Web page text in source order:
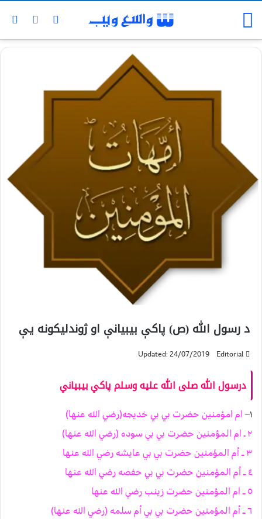
د رسول الله (ص) پاكې بيبيانې او ژوندلیکونه یې
Editorial
Updated: 24/07/2019
درسول الله صلى الله عليه وسلم پاكي بيبياني
١– ام امؤمنين حضرت بي بي خديجه(رضي الله عنها)
٢ ـ ام المؤمنين حضرت بي بي سوده (رضي الله عنها)
٣ ــ اُم المؤمنين حضرت بي بي عايشه رضي الله عنها
٤ ــ اُم المؤمنين حضرت بي بي حفصه رضي الله عنها
٥ ــ ام المؤمنين حضرت زينب رضي الله عنها
٦ ــ اُم المؤمنين حضرت بي بي اُم سلمه (رضي الله عنها)